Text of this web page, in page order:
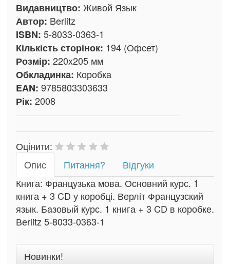
Видавництво: Живой Язык
Автор: Berlitz
ISBN: 5-8033-0363-1
Кількість сторінок: 194 (Офсет)
Розмір: 220x205 мм
Обкладинка: Коробка
EAN: 9785803303633
Рік: 2008
Оцінити:
Oпис
Питання?
Відгуки
Книга: Французька мова. Основний курс. 1
книга + 3 CD у коробці. Верліт Французский
язык. Базовый курс. 1 книга + 3 CD в коробке.
Веrlitz 5-8033-0363-1
Новинки!